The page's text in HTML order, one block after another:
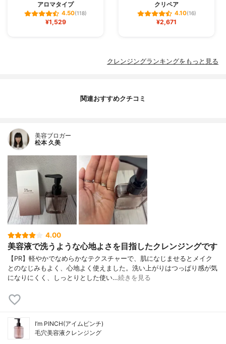
アロマタイプ
4.50(118)
¥1,529
クリペア
4.10(16)
¥2,671
クレンジングランキングをもっと見る
関連おすすめクチコミ
美容ブロガー
松本 久美
4.00
美容液で洗うような心地よさを目指したクレンジングです
【PR】軽やかでなめらかなテクスチャーで、肌になじませるとメイク
とのなじみもよく、心地よく使えました。洗い上がりはつっぱり感が気
になりにくく、しっとりとした使い…続きを見る
I’m PINCH(アイムピンチ)
毛穴美容液クレンジング